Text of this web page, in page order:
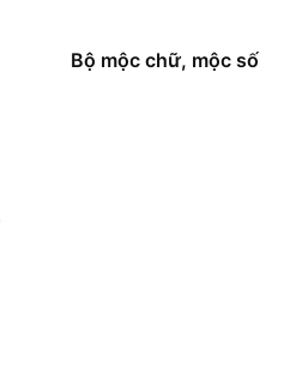
Bộ mộc chữ, mộc số